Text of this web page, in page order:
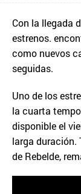
Con la llegada
estrenos.
como nuevos
seguidas.
Uno de los
la cuarta
disponible el
larga duración.
de Rebelde,